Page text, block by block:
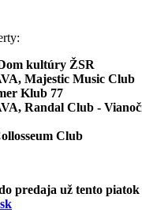
kultúry ŽSR
Majestic Music Club
Klub 77
Randal Club -
Club
predaja už tento piatok